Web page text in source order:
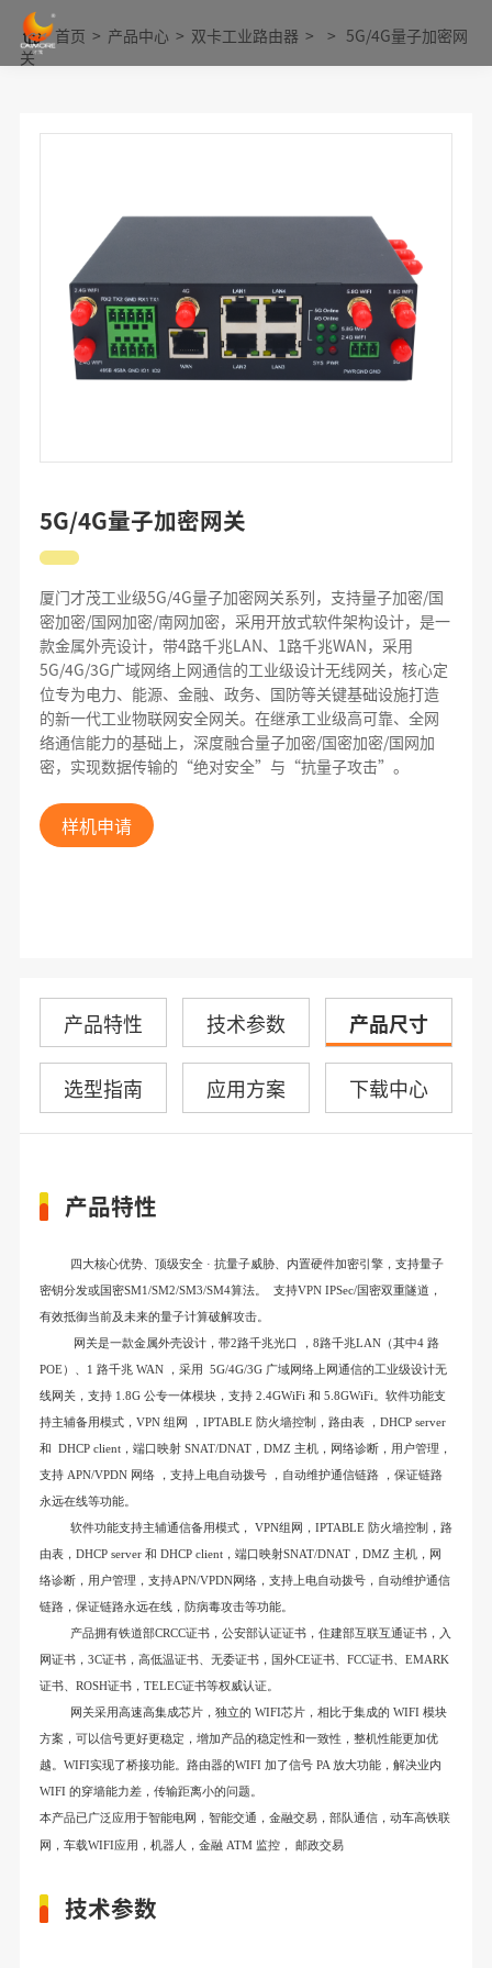
首页 > 产品中心 > 双卡工业路由器 > > 5G/4G量子加密网
关
5G/4G量子加密网关
厦门才茂工业级5G/4G量子加密网关系列，支持量子加密/国
密加密/国网加密/南网加密，采用开放式软件架构设计，是一
款金属外壳设计，带4路千兆LAN、1路千兆WAN，采用
5G/4G/3G广域网络上网通信的工业级设计无线网关，核心定
位专为电力、能源、金融、政务、国防等关键基础设施打造
的新一代工业物联网安全网关。在继承工业级高可靠、全网
络通信能力的基础上，深度融合量子加密/国密加密/国网加
密，实现数据传输的“绝对安全”与“抗量子攻击”。
样机申请
产品特性 技术参数 产品尺寸
选型指南 应用方案 下载中心
产品特性
四大核心优势、 顶级安全 · 抗量子威胁、 内置硬件加密引擎，支持量子
密钥分发或国密SM1/SM2/SM3/SM4算法。 支持VPN IPSec/国密双重隧道，
有效抵御当前及未来的量子计算破解攻击。
网关是一款金属外壳设计，带2路千兆光口 ， 8路千兆LAN（其中4 路
POE）、 1 路千兆WAN ，采用 5G/4G/3G 广域网络上网通信的工业级设计无
线网关，支持1.8G 公专一体模块，支持2.4GWiFi 和 5.8GWiFi。软件功能支
持主辅备用模式， VPN 组网 ， IPTABLE 防火墙控制，路由表 ， DHCP server
和 DHCP client，端口映射SNAT/DNAT， DMZ 主机，网络诊断，用户管理，
支持APN/VPDN 网络 ，支持上电自动拨号 ，自动维护通信链路
，保证链路
永远在线等功能。
软件功能支持主辅通信备用模式， VPN组网，IPTABLE 防火墙控制，路
由表，DHCP server 和 DHCP client，端口映射SNAT/DNAT，DMZ 主机，网
络诊断，用户管理，支持APN/VPDN网络，支持上电自动拨号，自动维护通信
链路，保证链路永远在线， 防病毒攻击等功能。
产品拥有铁道部CRCC证书， 公安部认证证书，住建部互联互通证书，入
网证书， 3C证书，高低温证书、无委证书，国外CE证书、FCC证书、EMARK
证书、ROSH证书，TELEC证书等权威认证。
网关采用高速高集成芯片，独立的 WIFI芯片，相比于集成的 WIFI 模块
方案，可以信号更好更稳定，增加产品的稳定性和一致性，整机性能更加优
越。 WIFI实现了桥接功能。 路由器的WIFI 加了信号 PA 放大功能，解决业内
WIFI 的穿墙能力差，传输距离小的问题。
本产品已广泛应用于智能电网，智能交通， 金融交易，部队通信， 动车高铁联
网，车载WIFI应用，机器人，金融 ATM 监控， 邮政交易
技术参数